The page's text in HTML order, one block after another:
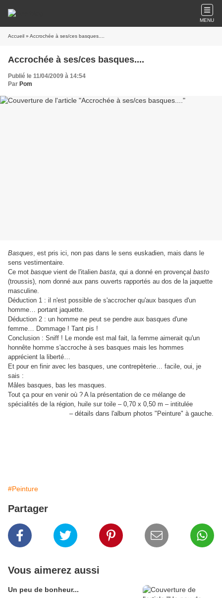
MENU
Accueil » Accrochée à ses/ces basques....
Accrochée à ses/ces basques....
Publié le 11/04/2009 à 14:54
Par Pom
Basques, est pris ici, non pas dans le sens euskadien, mais dans le
sens vestimentaire.
Ce mot basque vient de l'italien basta, qui a donné en provençal basto
(troussis), nom donné aux pans ouverts rapportés au dos de la jaquette
masculine.
Déduction 1 : il n'est possible de s'accrocher qu'aux basques d'un
homme… portant jaquette.
Déduction 2 : un homme ne peut se pendre aux basques d'une
femme… Dommage ! Tant pis !
Conclusion : Sniff ! Le monde est mal fait, la femme aimerait qu'un
honnête homme s'accroche à ses basques mais les hommes
apprécient la liberté…
Et pour en finir avec les basques, une contrepèterie… facile, oui, je
sais :
Mâles basques, bas les masques.
Tout ça pour en venir où ? A la présentation de ce mélange de
spécialités de la région, huile sur toile – 0,70 x 0,50 m – intitulée
– détails dans l'album photos "Peinture" à gauche.
#Peinture
Partager
Vous aimerez aussi
Un peu de bonheur...